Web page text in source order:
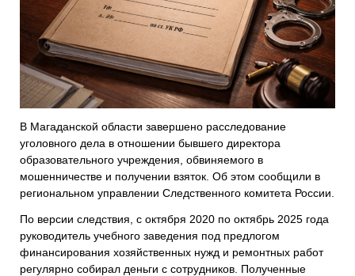
В Магаданской области завершено расследование
уголовного дела в отношении бывшего директора
образовательного учреждения, обвиняемого в
мошенничестве и получении взяток. Об этом сообщили в
региональном управлении Следственного комитета России.
По версии следствия, с октября 2020 по октябрь 2025 года
руководитель учебного заведения под предлогом
финансирования хозяйственных нужд и ремонтных работ
регулярно собирал деньги с сотрудников. Полученные